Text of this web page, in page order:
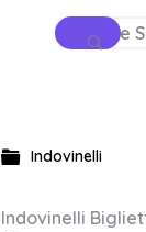
Indovinelli
Indovinelli